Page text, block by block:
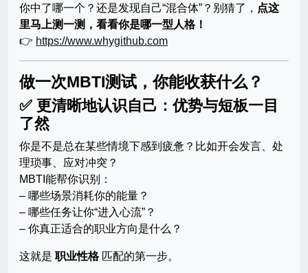
你中了哪一个？还是发现自己“混合体”？别猜了， 点这
里马上测一测，看看你是哪一型人格！
👉 https://www.whygithub.com
做一次MBTI测试，你能收获什么？
✅ 更清晰地认识自己：优势与短板一目
了然
你是不是总在某些情境下感到疲惫？比如开会发言、处
理琐事、应对冲突？
MBTI能帮你识别：
– 哪些场景消耗你的能量？
– 哪些任务让你“进入心流”？
– 你真正适合的职业方向是什么？
这就是 职业性格匹配的第一步。